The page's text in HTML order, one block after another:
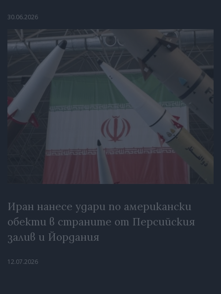
30.06.2026
Иран нанесе удари по американски
обекти в страните от Персийския
залив и Йордания
12.07.2026